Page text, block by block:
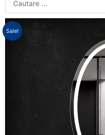
Sale!